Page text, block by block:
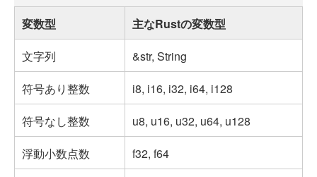
変数型
主なRustの変数型
文字列
&str, String
符号あり整数
i8, i16, i32, i64, i128
符号なし整数
u8, u16, u32, u64, u128
浮動小数点数
f32, f64